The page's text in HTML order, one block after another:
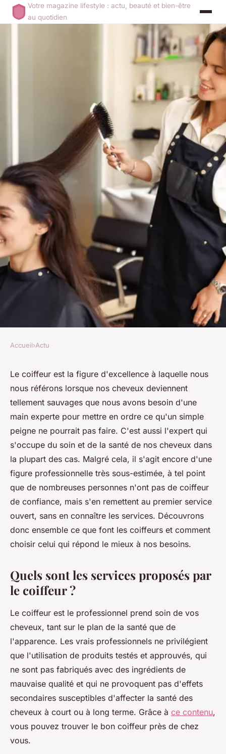
Votre magazine lifestyle : actu, beauté et bien-être
au quotidien
Coiffeur : quels sont les
services proposés et comment
choisir le meilleur ?
denise• 7 janvier 2024•3 min de lecture
Accueil›Actu
Le coiffeur est la figure d'excellence à laquelle nous
nous référons lorsque nos cheveux deviennent
tellement sauvages que nous avons besoin d'une
main experte pour mettre en ordre ce qu'un simple
peigne ne pourrait pas faire. C'est aussi l'expert qui
s'occupe du soin et de la santé de nos cheveux dans
la plupart des cas. Malgré cela, il s'agit encore d'une
figure professionnelle très sous-estimée, à tel point
que de nombreuses personnes n'ont pas de coiffeur
de confiance, mais s'en remettent au premier service
ouvert, sans en connaître les services. Découvrons
donc ensemble ce que font les coiffeurs et comment
choisir celui qui répond le mieux à nos besoins.
Quels sont les services proposés par
le coiffeur ?
Le coiffeur est le professionnel prend soin de vos
cheveux, tant sur le plan de la santé que de
l'apparence. Les vrais professionnels ne privilégient
que l'utilisation de produits testés et approuvés, qui
ne sont pas fabriqués avec des ingrédients de
mauvaise qualité et qui ne provoquent pas d'effets
secondaires susceptibles d'affecter la santé des
cheveux à court ou à long terme. Grâce à ce contenu,
vous pouvez trouver le bon coiffeur près de chez
vous.